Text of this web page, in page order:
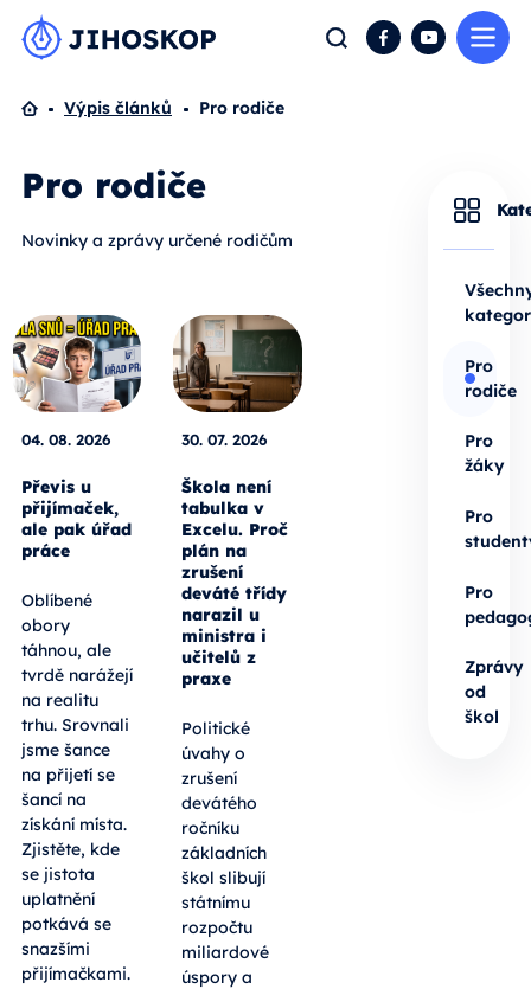
Hledat FacebookYouTube
Domů
Výpis článků Pro rodiče
Pro rodiče
Novinky a zprávy určené rodičům
04. 08. 2026
Převis u
přijímaček,
ale pak úřad
práce
Oblíbené
obory
táhnou, ale
tvrdě narážejí
na realitu
trhu. Srovnali
jsme šance
na přijetí se
šancí na
získání místa.
Zjistěte, kde
se jistota
uplatnění
potkává se
snazšími
přijímačkami.
30. 07. 2026
Škola není
tabulka v
Excelu. Proč
plán na
zrušení
deváté třídy
narazil u
ministra i
učitelů z
praxe
Politické
úvahy o
zrušení
devátého
ročníku
základních
škol slibují
státnímu
rozpočtu
miliardové
úspory a
Pro
rodiče
Pro
žáky
Pro
Pro
Zprávy
od
škol